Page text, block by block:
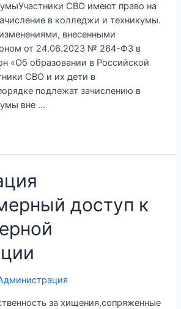
СВО имеют право на
в колледжи и техникумы.
внесенными
от 24.06.2023 № 264-ФЗ в
«Об образовании в Российской
СВО и их дети в
подлежат зачислению в
вне …
доступ к
за хищения,сопряженные